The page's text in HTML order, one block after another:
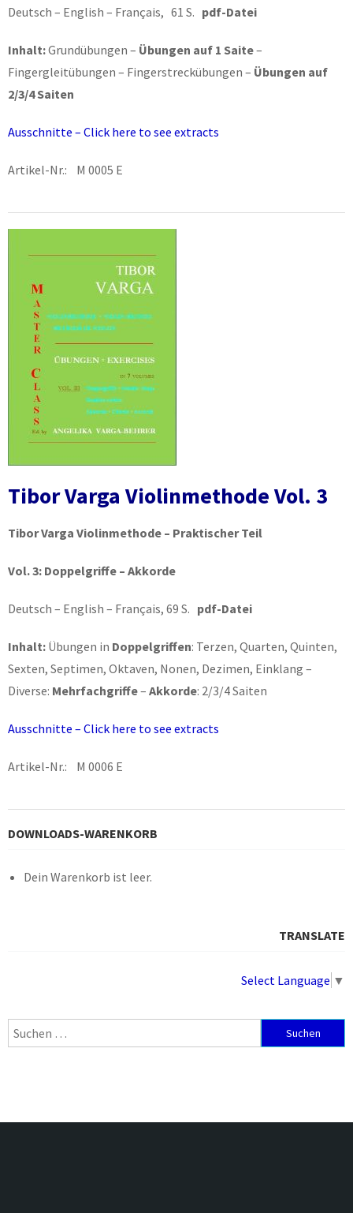
Deutsch – English – Français, 61 S. pdf-Datei
Inhalt:Grundübungen – Übungen auf 1 Saite–
Fingergleitübungen – Fingerstreckübungen – Übungen auf
2/3/4 Saiten
Ausschnitte – Click here to see extracts
Artikel-Nr.: M 0005 E
Tibor Varga Violinmethode Vol. 3
Tibor Varga Violinmethode – Praktischer Teil
Vol. 3: Doppelgriffe – Akkorde
Deutsch – English – Français, 69 S. pdf-Datei
Inhalt: Übungen in Doppelgriffen: Terzen, Quarten, Quinten,
Sexten, Septimen, Oktaven, Nonen, Dezimen, Einklang –
Diverse: Mehrfachgriffe– Akkorde: 2/3/4 Saiten
Ausschnitte – Click here to see extracts
Artikel-Nr.: M 0006 E
DOWNLOADS-WARENKORB
Dein Warenkorb ist leer.
TRANSLATE
Select Language ▼
Suchen
nach: